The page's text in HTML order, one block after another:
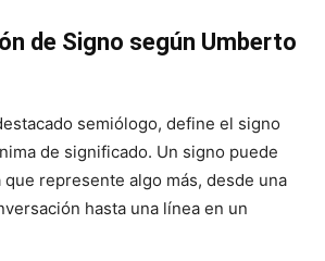
de Signo según Umberto
semiólogo, define el signo
de significado. Un signo puede
represente algo más, desde una
hasta una línea en un